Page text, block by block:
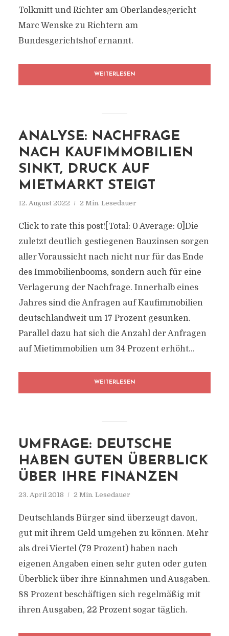
Tolkmitt und Richter am Oberlandesgericht
Marc Wenske zu Richtern am
Bundesgerichtshof ernannt.
WEITERLESEN
ANALYSE: NACHFRAGE
NACH KAUFIMMOBILIEN
SINKT, DRUCK AUF
MIETMARKT STEIGT
12. August 2022 2 Min. Lesedauer
Click to rate this post![Total: 0 Average: 0]Die
zuletzt deutlich gestiegenen Bauzinsen sorgen
aller Voraussicht nach nicht nur für das Ende
des Immobilienbooms, sondern auch für eine
Verlagerung der Nachfrage. Innerhalb eines
Jahres sind die Anfragen auf Kaufimmobilien
deutschlandweit um 17 Prozent gesunken.
Parallel dazu hat sich die Anzahl der Anfragen
auf Mietimmobilien um 34 Prozent erhöht...
WEITERLESEN
UMFRAGE: DEUTSCHE
HABEN GUTEN ÜBERBLICK
ÜBER IHRE FINANZEN
23. April 2018 2 Min. Lesedauer
Deutschlands Bürger sind überzeugt davon,
gut mit ihrem Geld umgehen zu können. Mehr
als drei Viertel (79 Prozent) haben nach
eigenen Angaben einen sehr guten oder guten
Überblick über ihre Einnahmen und Ausgaben.
88 Prozent beschäftigen sich regelmäßig mit
ihren Ausgaben, 22 Prozent sogar täglich.